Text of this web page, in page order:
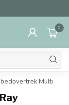
0
Multi